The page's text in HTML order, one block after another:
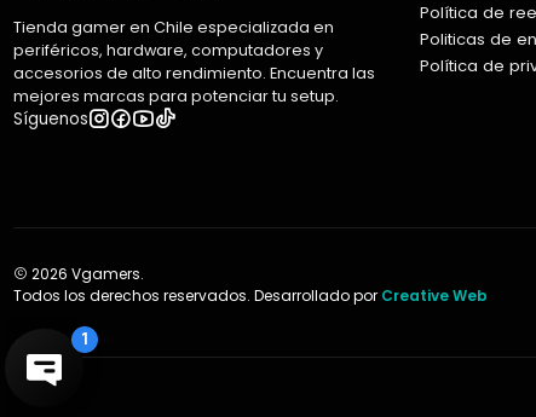
Tienda gamer en Chile especializada en
periféricos, hardware, computadores y
accesorios de alto rendimiento. Encuentra las
mejores marcas para potenciar tu setup.
Síguenos
Política de
Politicas de
Política de
2026 Vgamers.
Todos los derechos reservados. Desarrollado por Creative Web